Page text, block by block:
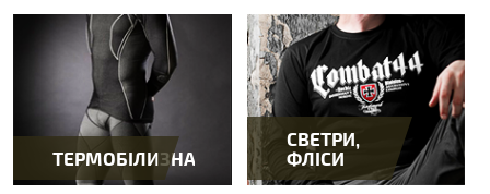
ТЕРМОБІЛИЗНА
СВЕТРИ,
ФЛІСИ